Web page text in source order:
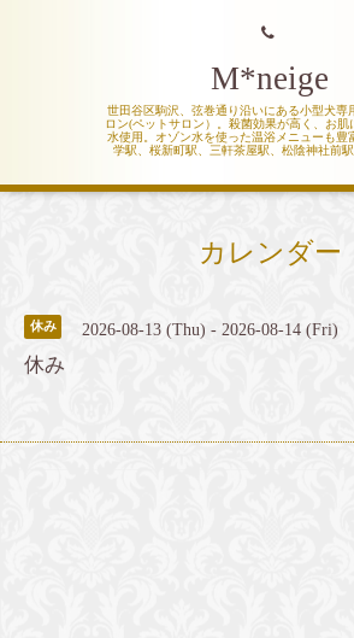
M*neige
世田谷区駒沢、弦巻通り沿いにある小型犬専
ロン(ペットサロン）。殺菌効果が高く、お肌
水使用。オゾン水を使った温浴メニューも豊
学駅、桜新町駅、三軒茶屋駅、松陰神社前
カレンダー
休み 2026-08-13 (Thu) - 2026-08-14 (Fri)
休み